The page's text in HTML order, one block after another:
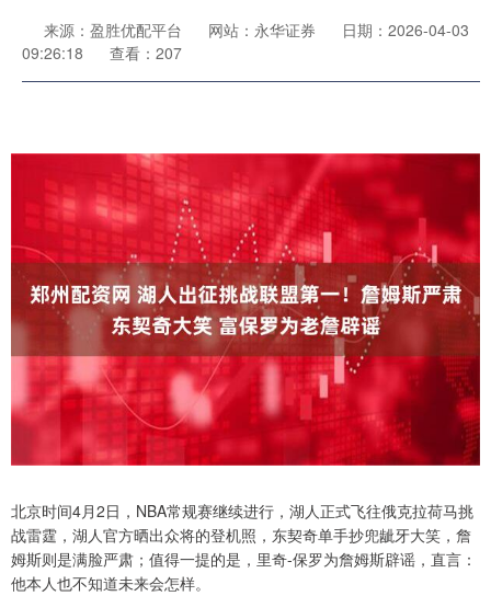
来源：盈胜优配平台 网站：永华证券
日期：2026-04-03
09:26:18
查看：207
北京时间4月2日，NBA常规赛继续进行，湖人正式飞往俄克拉荷马挑
战雷霆，湖人官方晒出众将的登机照，东契奇单手抄兜龇牙大笑，詹
姆斯则是满脸严肃；值得一提的是，里奇-保罗为詹姆斯辟谣，直言：
他本人也不知道未来会怎样。